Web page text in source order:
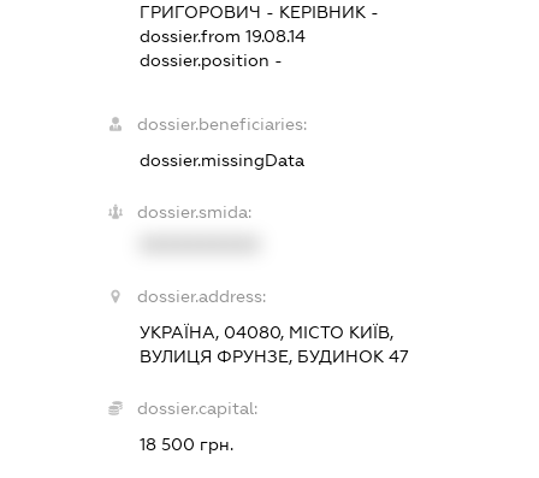
ГРИГОРОВИЧ - КЕРІВНИК-
dossier.from 19.08.14
dossier.position -
dossier.beneficiaries:
dossier.missingData
dossier.smida:
dossier.address:
УКРАЇНА, 04080, МІСТО КИЇВ,
ВУЛИЦЯ ФРУНЗЕ, БУДИНОК 47
dossier.capital:
18 500 грн.